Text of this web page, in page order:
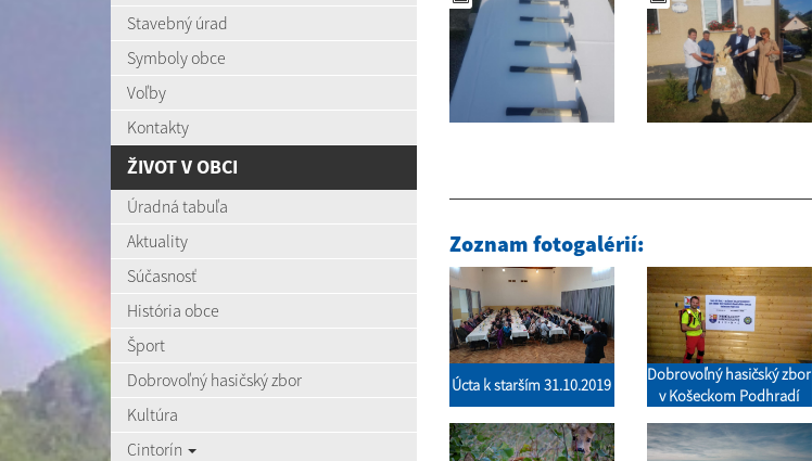
Stavebný úrad
Symboly obce
Voľby
Kontakty
ŽIVOT V OBCI
Úradná tabuľa
Aktuality
Súčasnosť
História obce
Šport
Dobrovoľný hasičský zbor
Kultúra
Cintorín
Zoznam fotogalérií:
Úcta k starším 31.10.2019
Dobrovoľný hasičský zbor
v Košeckom Podhradí